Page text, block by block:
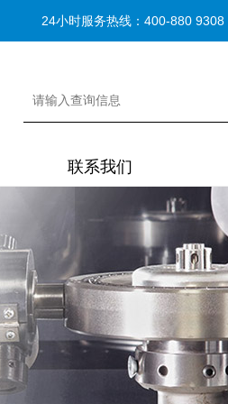
24小时服务热线： 400-880 9308
联系我们